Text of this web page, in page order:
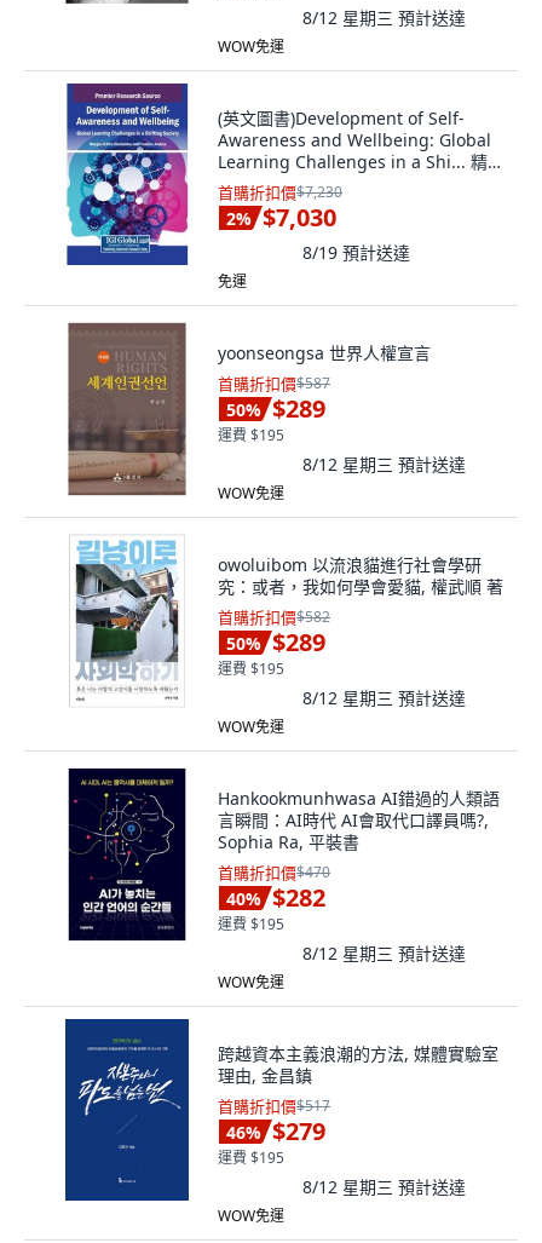
8/12 星期三 預計送達
WOW免運
(英文圖書)Development of Self-
Awareness and Wellbeing: Global
Learning Challenges in a Shi... 精裝
版, IGI Global, 英文
首購折扣價$7,230
2% $7,030
8/19 預計送達
免運
yoonseongsa 世界人權宣言
首購折扣價$587
50% $289
運費 $195
8/12 星期三 預計送達
WOW免運
owoluibom 以流浪貓進行社會學研
究：或者，我如何學會愛貓, 權武順 著
首購折扣價$582
50% $289
運費 $195
8/12 星期三 預計送達
WOW免運
Hankookmunhwasa AI錯過的人類語
言瞬間：AI時代 AI會取代口譯員嗎?,
Sophia Ra, 平裝書
首購折扣價$470
40% $282
運費 $195
8/12 星期三 預計送達
WOW免運
跨越資本主義浪潮的方法, 媒體實驗室
理由, 金昌鎮
首購折扣價$517
46% $279
運費 $195
8/12 星期三 預計送達
WOW免運